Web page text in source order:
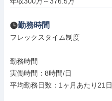
勤務時間
フレックスタイム制度
勤務時間
実働時間：8時間/日
平均勤務日数：1ヶ月あたり21日